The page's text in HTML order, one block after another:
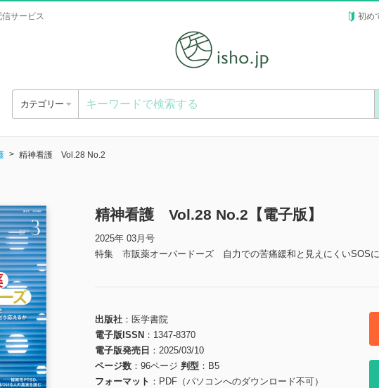
サービス 初め
カテゴリー
精神看護 Vol.28 No.2
精神看護 Vol.28 No.2【電子版】
2025年 03月号
特集 市販薬オーバードーズ 自力での苦痛緩和と見えにくいSOS
出版社
医学書院
電子版ISSN
1347-8370
電子版発売日
2025/03/10
ページ数
96ページ 判型
B5
フォーマット
PDF（パソコンへのダウンロード不可）